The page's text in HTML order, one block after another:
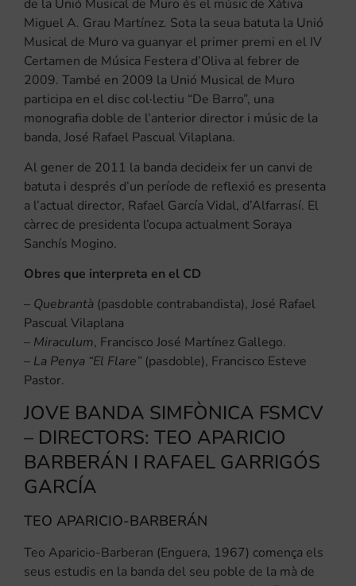
de la Unió Musical de Muro és el músic de Xàtiva
Miguel A. Grau Martínez. Sota la seua batuta la Unió
Musical de Muro va guanyar el primer premi en el IV
Certamen de Música Festera d’Oliva al febrer de
2009. També en 2009 la Unió Musical de Muro
participa en el disc col·lectiu “De Barro”, una
monografia doble de l’anterior director i músic de la
banda, José Rafael Pascual Vilaplana.
Al gener de 2011 la banda decideix fer un canvi de
batuta i després d’un període de reflexió es presenta
a l’actual director, Rafael García Vidal, d’Alfarrasí. El
càrrec de presidenta l’ocupa actualment Soraya
Sanchís Mogino.
Obres que interpreta en el CD
– Quebrantà (pasdoble contrabandista), José Rafael
Pascual Vilaplana
– Miraculum, Francisco José Martínez Gallego.
– La Penya “El Flare” (pasdoble), Francisco Esteve
Pastor.
JOVE BANDA SIMFÒNICA FSMCV
– DIRECTORS: TEO APARICIO
BARBERÁN I RAFAEL GARRIGÓS
GARCÍA
TEO APARICIO-BARBERÁN
Teo Aparicio-Barberan (Enguera, 1967) comença els
seus estudis en la banda del seu poble de la mà de